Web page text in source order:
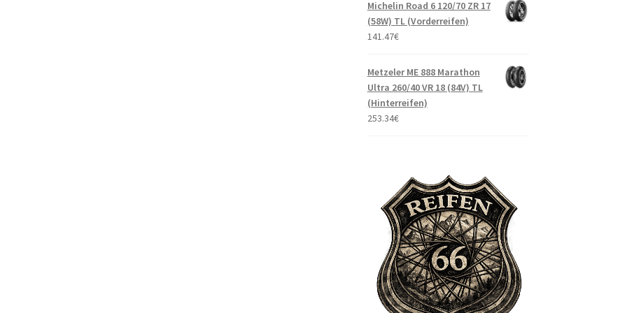
Michelin Road 6 120/70 ZR 17
(58W) TL (Vorderreifen)
141.47€
Metzeler ME 888 Marathon
Ultra 260/40 VR 18 (84V) TL
(Hinterreifen)
253.34€